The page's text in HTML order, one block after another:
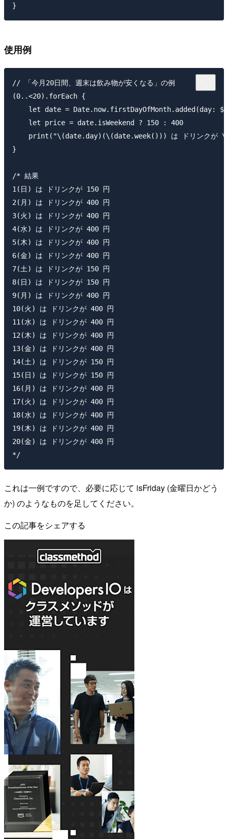
使用例
// 「今月20日間、週末は飲み物が安くなる」の例
(0..<20).forEach {
let date = Date.now.firstDayOfMonth.added(day:
    let price = date.isWeekend ? 150 : 400
print("\(date.day)(\(date.week())) は ドリンクが
}
/* 結果
1(日) は ドリンクが 150 円
2(月) は ドリンクが 400 円
3(火) は ドリンクが 400 円
4(水) は ドリンクが 400 円
5(木) は ドリンクが 400 円
6(金) は ドリンクが 400 円
7(土) は ドリンクが 150 円
8(日) は ドリンクが 150 円
9(月) は ドリンクが 400 円
10(火) は ドリンクが 400 円
11(水) は ドリンクが 400 円
12(木) は ドリンクが 400 円
13(金) は ドリンクが 400 円
14(土) は ドリンクが 150 円
15(日) は ドリンクが 150 円
16(月) は ドリンクが 400 円
17(火) は ドリンクが 400 円
18(水) は ドリンクが 400 円
19(木) は ドリンクが 400 円
20(金) は ドリンクが 400 円
これは一例ですので、必要に応じて isFriday (金曜日かどう
か) のようなものを足してください。
この記事をシェアする